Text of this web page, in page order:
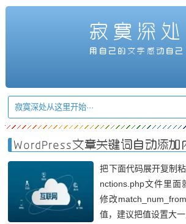
寂寞深处
用自己的文字感动自己
WordPress文章关键词自动添加
把下面代码展开复制
nctions.php文件里面
修改
值，建议把值设置大